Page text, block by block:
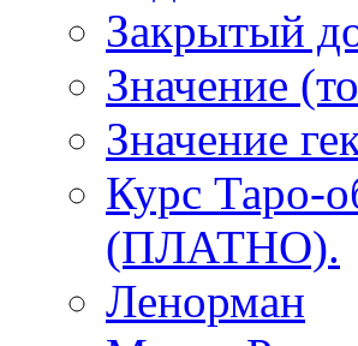
Закрытый
Значение
Значение
Курс Таро-
(ПЛАТНО).
Ленорман